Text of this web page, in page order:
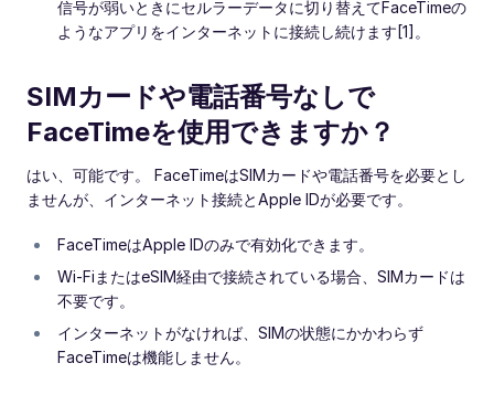
信号が弱いときにセルラーデータに切り替えてFaceTimeの
ようなアプリをインターネットに接続し続けます[1]。
SIMカードや電話番号なしで
FaceTimeを使用できますか？
はい、可能です。 FaceTimeはSIMカードや電話番号を必要とし
ませんが、インターネット接続とApple IDが必要です。
FaceTimeはApple IDのみで有効化できます。
Wi-FiまたはeSIM経由で接続されている場合、SIMカードは
不要です。
インターネットがなければ、SIMの状態にかかわらず
FaceTimeは機能しません。